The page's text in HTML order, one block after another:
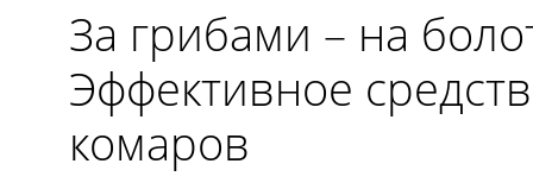
За грибами – на
Эффективное
комаров